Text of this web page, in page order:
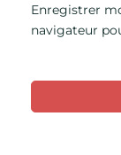
Enregistrer
navigateur